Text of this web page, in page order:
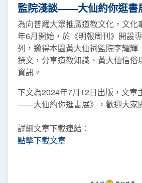
監院淺談——大仙約你逛書
為向普羅大眾推廣道教文化，文化
年6月開始，於《明報周刊》開設
列，邀得本園黃大仙祠監院李耀輝
撰文，分享道教知識、黃大仙信俗
資訊。
下文為2024年7月12日出版，文章
——大仙約你逛書展》，歡迎大家
詳細文章下載連結：
點擊下載文章